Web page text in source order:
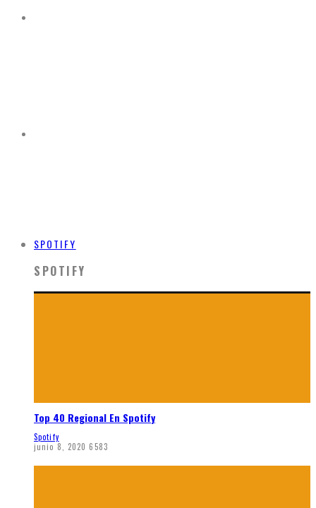
SPOTIFY
SPOTIFY
Top 40 Regional En Spotify
Spotify
junio 8, 2020 6583